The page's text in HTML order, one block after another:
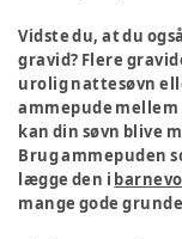
Vidste du, at du
gravid? Flere
urolig nattesøvn
ammepude
kan din søvn blive
Brug ammepuden
lægge den i
mange gode